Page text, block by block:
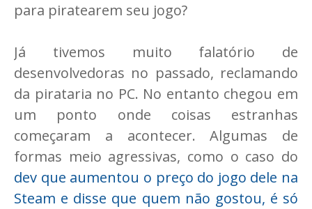
para piratearem seu jogo?
Já tivemos muito falatório de
desenvolvedoras no passado, reclamando
da pirataria no PC. No entanto chegou em
um ponto onde coisas estranhas
começaram a acontecer. Algumas de
formas meio agressivas, como o caso do
dev que aumentou o preço do jogo dele na
Steam e disse que quem não gostou, é só